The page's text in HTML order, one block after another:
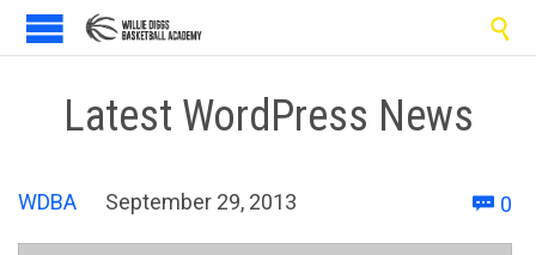

Latest WordPress News
WDBA September 29, 2013  0